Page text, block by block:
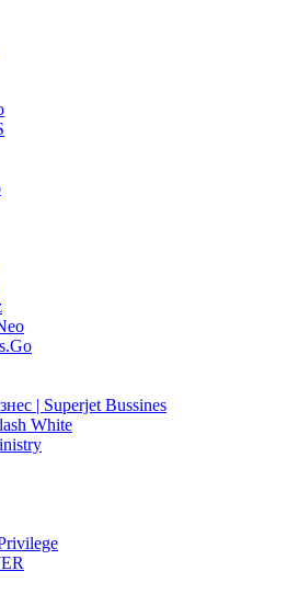
| Superjet Bussines
White